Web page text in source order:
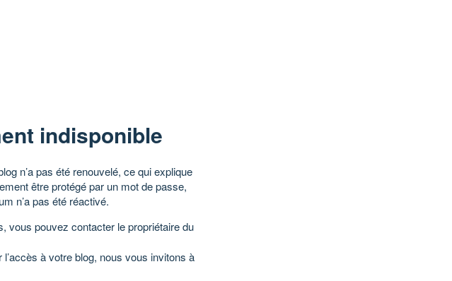
indisponible
n’a pas été renouvelé, ce qui explique
être protégé par un mot de passe,
n’a pas été réactivé.
vous pouvez contacter le propriétaire du
à votre blog, nous vous invitons à